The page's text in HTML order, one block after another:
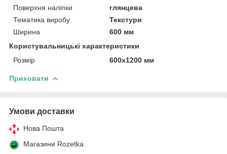
Поверхня наліпки
глянцева
Тематика виробу
Текстури
Ширина
600 мм
Користувальницькі характеристики
Розмір
600х1200 мм
Приховати
Умови доставки
Нова Пошта
Магазини Rozetka